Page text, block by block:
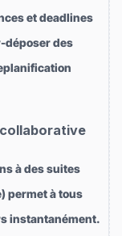
et deadlines
déposer des
à des suites
permet à tous
instantanément.